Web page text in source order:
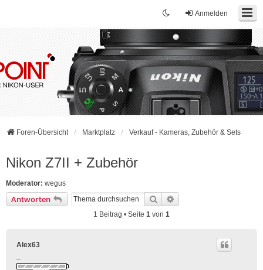
Anmelden
Foren-Übersicht Marktplatz Verkauf - Kameras, Zubehör & Sets
Nikon Z7II + Zubehör
Moderator: wegus
Antworten Suche
1 Beitrag • Seite 1 von 1
Alex63